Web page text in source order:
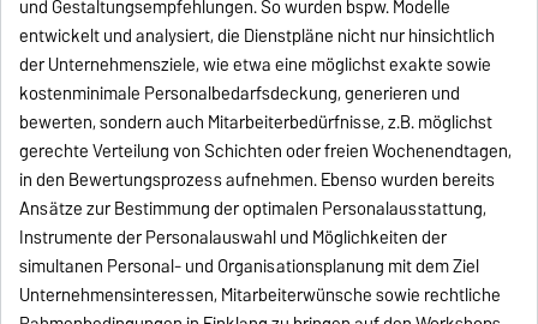
und Gestaltungsempfehlungen. So wurden bspw. Modelle
entwickelt und analysiert, die Dienstpläne nicht nur hinsichtlich
der Unternehmensziele, wie etwa eine möglichst exakte sowie
kostenminimale Personalbedarfsdeckung, generieren und
bewerten, sondern auch Mitarbeiterbedürfnisse, z.B. möglichst
gerechte Verteilung von Schichten oder freien Wochenendtagen,
in den Bewertungsprozess aufnehmen. Ebenso wurden bereits
Ansätze zur Bestimmung der optimalen Personalausstattung,
Instrumente der Personalauswahl und Möglichkeiten der
simultanen Personal- und Organisationsplanung mit dem Ziel
Unternehmensinteressen, Mitarbeiterwünsche sowie rechtliche